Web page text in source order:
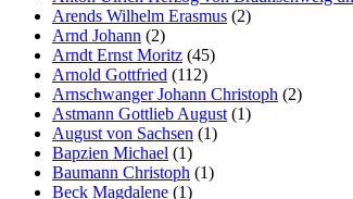
Arends Wilhelm Erasmus (2)
Arnd Johann (2)
Arndt Ernst Moritz (45)
Arnold Gottfried (112)
Arnschwanger Johann Christoph (2)
Astmann Gottlieb August(1)
August von Sachsen (1)
Bapzien Michael (1)
Baumann Christoph (1)
Beck Magdalene (1)